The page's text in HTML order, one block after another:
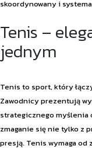
skoordynowany i
Tenis –
jednym
Tenis to sport, który
Zawodnicy prezentują
strategicznego myślenia
zmaganie się nie tylko z
presją. Tenis wymaga